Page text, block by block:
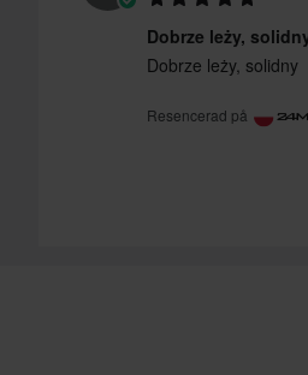
Dobrze leży,
Dobrze leży, solidny
Resencerad på